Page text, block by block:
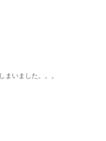
まいました。。。